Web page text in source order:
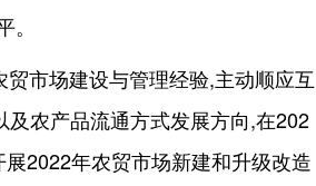
市场建设与管理经验,主动顺应互
农产品流通方式发展方向,在202
2022年农贸市场新建和升级改造